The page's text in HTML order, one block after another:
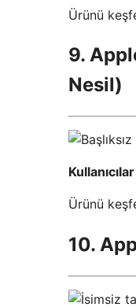
Ürünü
9.
Nesil)
Ürünü
10.